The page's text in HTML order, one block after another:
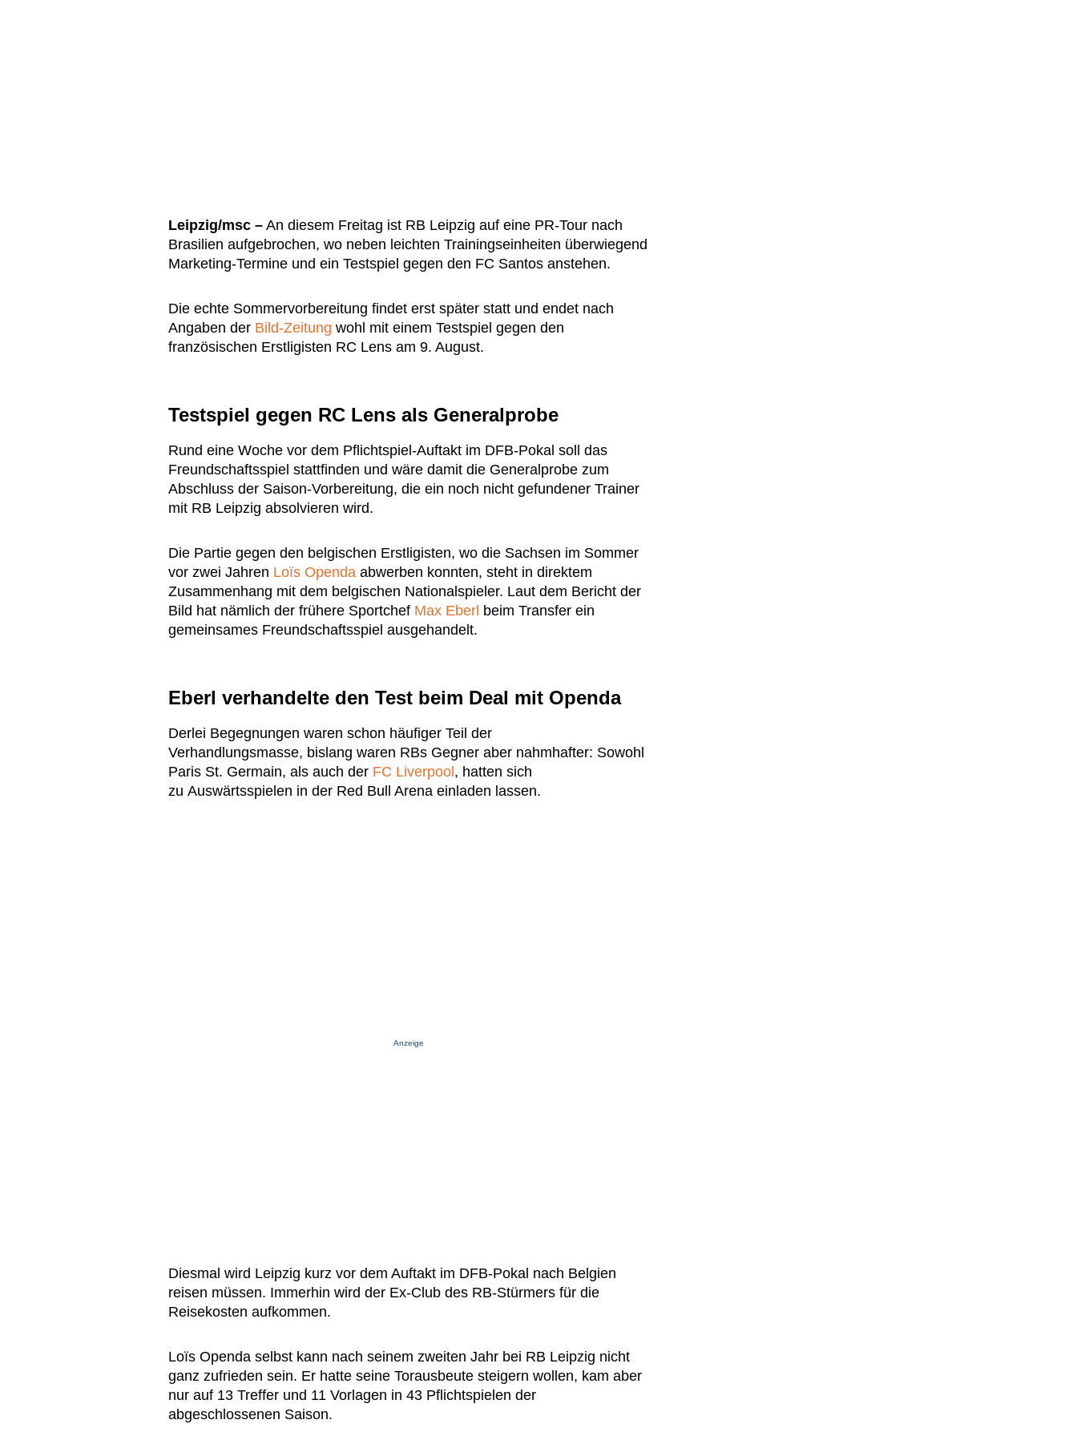
Leipzig/msc – An diesem Freitag ist RB Leipzig auf eine PR-Tour nach
Brasilien aufgebrochen, wo neben leichten Trainingseinheiten überwiegend
Marketing-Termine und ein Testspiel gegen den FC Santos anstehen.
Die echte Sommervorbereitung findet erst später statt und endet nach
Angaben der Bild-Zeitung wohl mit einem Testspiel gegen den
französischen Erstligisten RC Lens am 9. August.
Testspiel gegen RC Lens als Generalprobe
Rund eine Woche vor dem Pflichtspiel-Auftakt im DFB-Pokal soll das
Freundschaftsspiel stattfinden und wäre damit die Generalprobe zum
Abschluss der Saison-Vorbereitung, die ein noch nicht gefundener Trainer
mit RB Leipzig absolvieren wird.
Die Partie gegen den belgischen Erstligisten, wo die Sachsen im Sommer
vor zwei Jahren Loïs Openda abwerben konnten, steht in direktem
Zusammenhang mit dem belgischen Nationalspieler. Laut dem Bericht der
Bild hat nämlich der frühere Sportchef Max Eberl beim Transfer ein
gemeinsames Freundschaftsspiel ausgehandelt.
Eberl verhandelte den Test beim Deal mit Openda
Derlei Begegnungen waren schon häufiger Teil der
Verhandlungsmasse, bislang waren RBs Gegner aber nahmhafter: Sowohl
Paris St. Germain, als auch der FC Liverpool , hatten sich
zu Auswärtsspielen in der Red Bull Arena einladen lassen.
Anzeige
Diesmal wird Leipzig kurz vor dem Auftakt im DFB-Pokal nach Belgien
reisen müssen. Immerhin wird der Ex-Club des RB-Stürmers für die
Reisekosten aufkommen.
Loïs Openda selbst kann nach seinem zweiten Jahr bei RB Leipzig nicht
ganz zufrieden sein. Er hatte seine Torausbeute steigern wollen, kam aber
nur auf 13 Treffer und 11 Vorlagen in 43 Pflichtspielen der
abgeschlossenen Saison.